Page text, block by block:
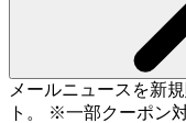
メールニュースを新
ト。 ※一部クーポン